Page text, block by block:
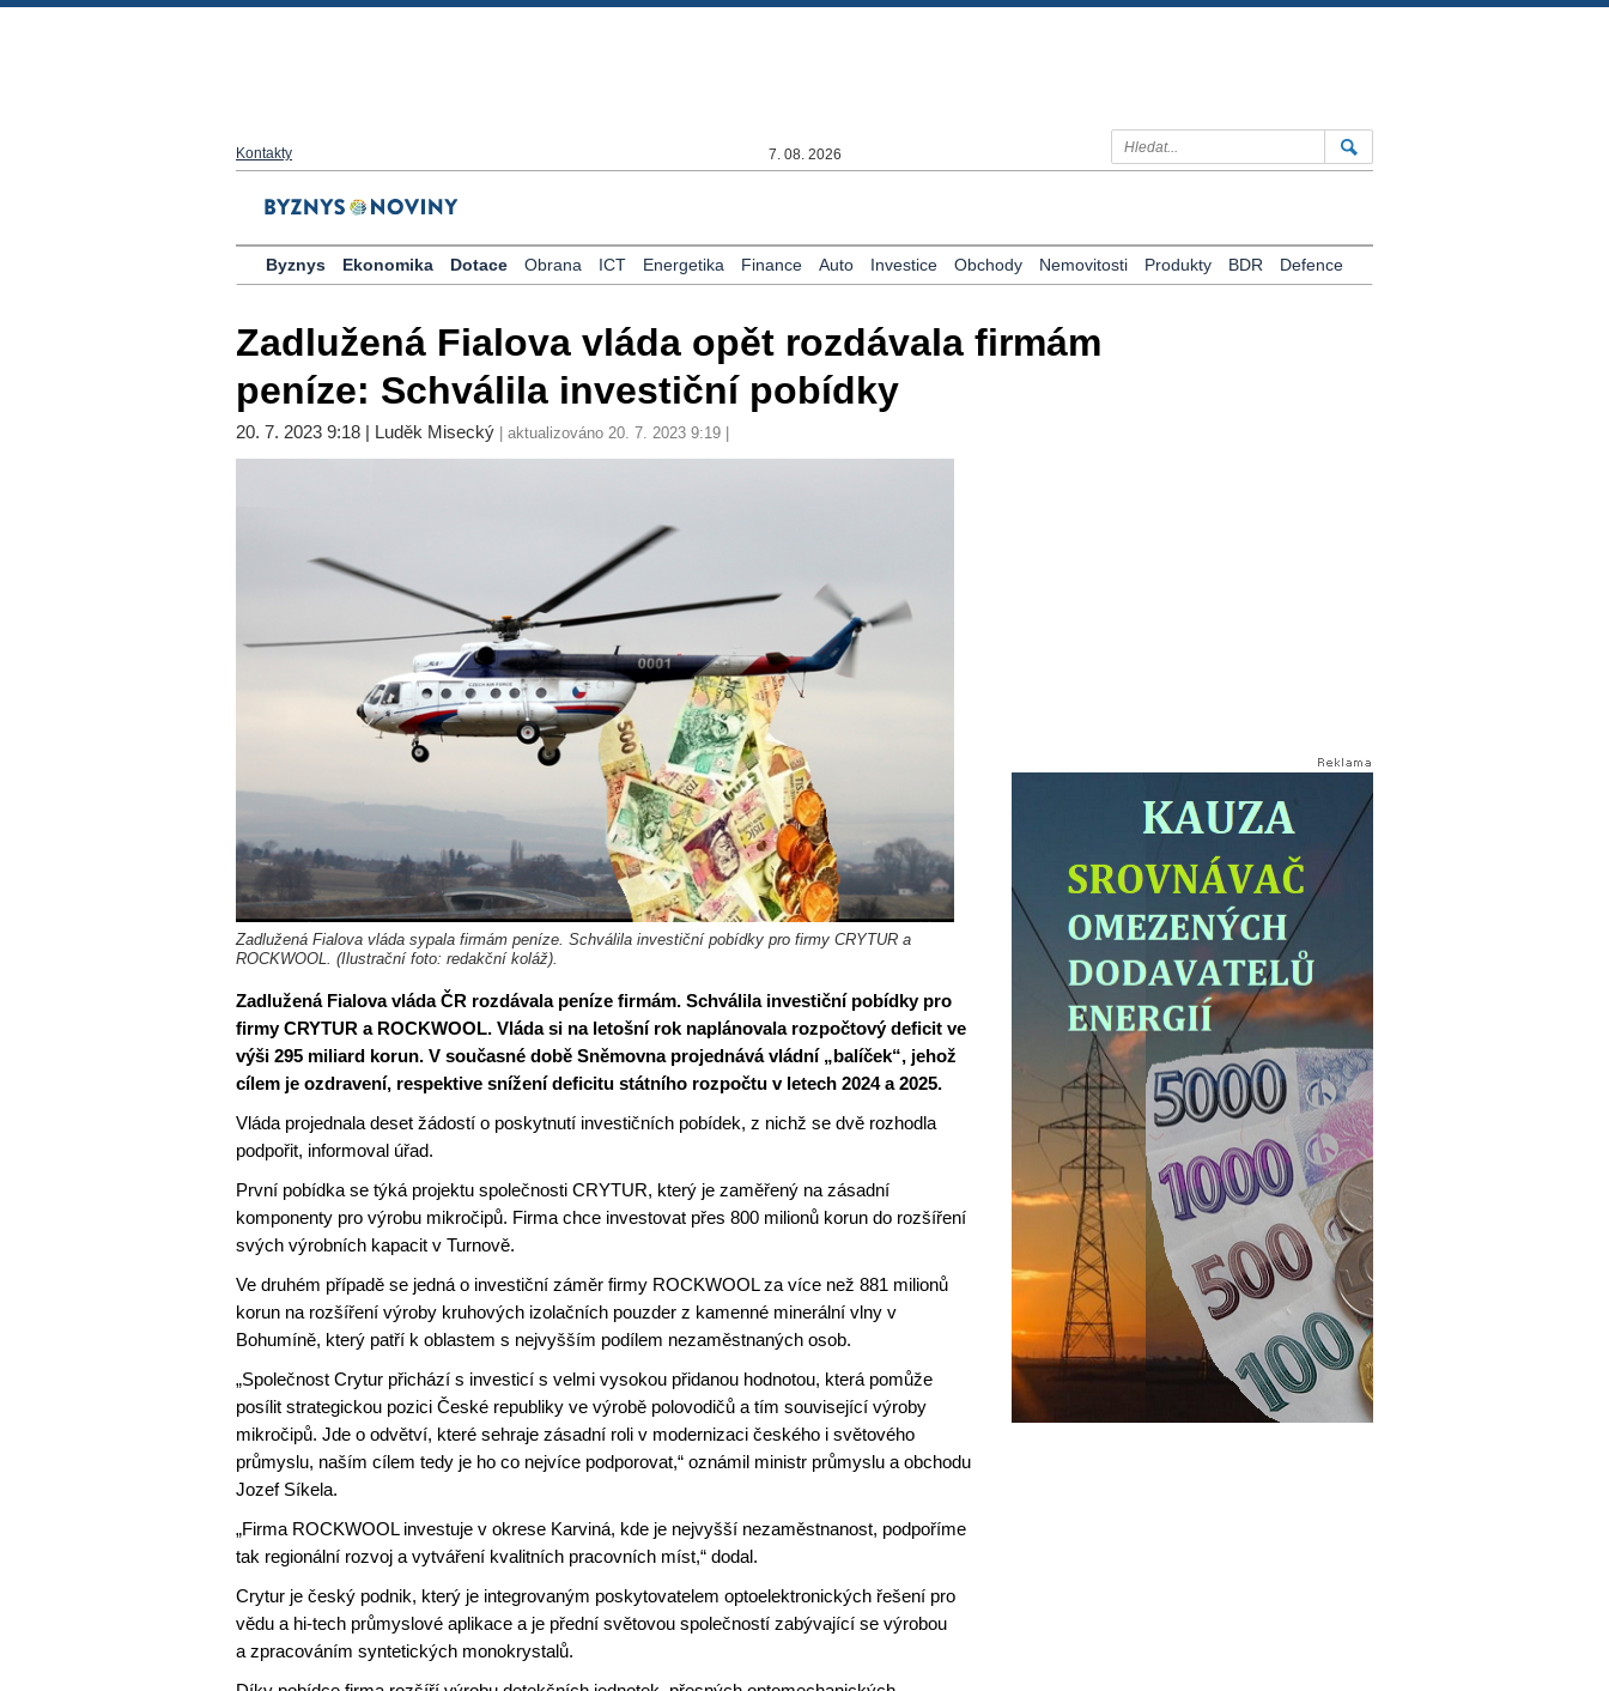
Kontakty 7. 08. 2026
Byznys Ekonomika Dotace Obrana ICT Energetika Finance Auto Investice Obchody Nemovitosti Produkty BDR Defence
Zadlužená Fialova vláda opět rozdávala firmám
peníze: Schválila investiční pobídky
20. 7. 2023 9:18 | Luděk Misecký | aktualizováno 20. 7. 2023 9:19 |
Zadlužená Fialova vláda sypala firmám peníze. Schválila investiční pobídky pro firmy CRYTUR a
ROCKWOOL. (Ilustrační foto: redakční koláž).
Zadlužená Fialovavláda ČR rozdávala peníze firmám. Schválila investiční pobídky pro
firmy CRYTUR a ROCKWOOL. Vláda si na letošní rok naplánovala rozpočtový deficit ve
výši 295 miliard korun. V současné době Sněmovna projednává vládní „balíček“, jehož
cílem je ozdravení, respektive snížení deficitu státního rozpočtu v letech 2024 a 2025.
Vláda projednala deset žádostí o poskytnutí investičních pobídek, z nichž se dvě rozhodla
podpořit, informoval úřad.
První pobídka se týká projektu společnosti CRYTUR, který je zaměřený na zásadní
komponenty pro výrobu mikročipů. Firma chce investovat přes 800 milionů korun do rozšíření
svých výrobních kapacit v Turnově.
Ve druhém případě se jedná o investiční záměr firmy ROCKWOOL za více než 881 milionů
korun na rozšíření výroby kruhových izolačních pouzder z kamenné minerální vlny v
Bohumíně, který patří k oblastem s nejvyšším podílem nezaměstnaných osob.
„Společnost Crytur přichází s investicí s velmi vysokou přidanou hodnotou, která pomůže
posílit strategickou pozici České republiky ve výrobě polovodičů a tím související výroby
mikročipů. Jde o odvětví, které sehraje zásadní roli v modernizaci českého i světového
průmyslu, naším cílem tedy je ho co nejvíce podporovat,“ oznámil ministr průmyslu a obchodu
Jozef Síkela.
„Firma ROCKWOOL investuje v okrese Karviná, kde je nejvyšší nezaměstnanost, podpoříme
tak regionální rozvoj a vytváření kvalitních pracovních míst,“ dodal.
Crytur je český podnik, který je integrovaným poskytovatelem optoelektronických řešení pro
vědu a hi-tech průmyslové aplikace a je přední světovou společností zabývající se výrobou
a zpracováním syntetických monokrystalů.